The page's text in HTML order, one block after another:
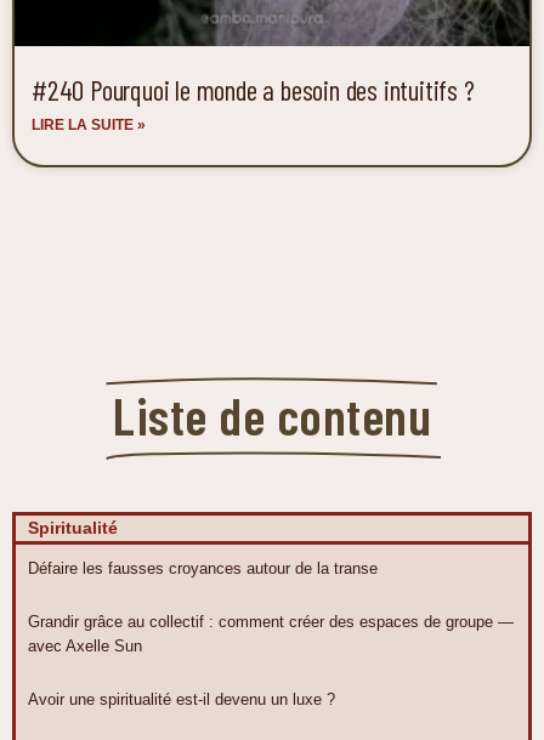
#240 Pourquoi le monde a besoin des intuitifs ?
LIRE LA SUITE »
Liste de contenu
Spiritualité
Défaire les fausses croyances autour de la transe
Grandir grâce au collectif : comment créer des espaces de groupe —
avec Axelle Sun
Avoir une spiritualité est-il devenu un luxe ?